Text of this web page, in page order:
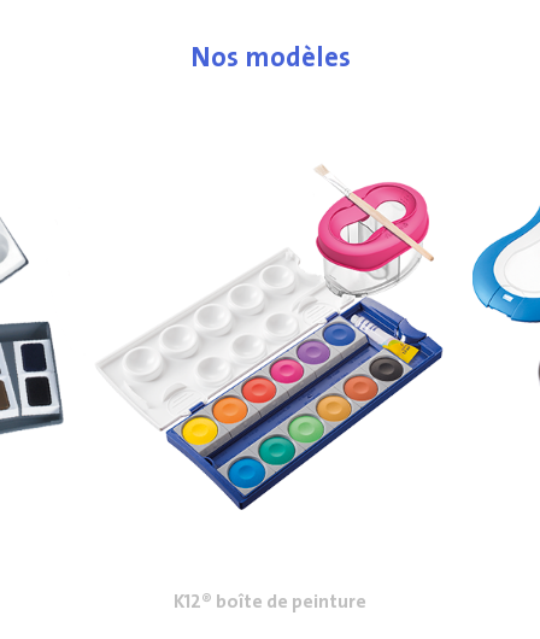
Nos modèles
K12® boîte de peinture